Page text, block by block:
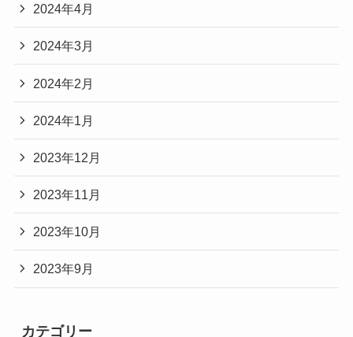
2024年4月
2024年3月
2024年2月
2024年1月
2023年12月
2023年11月
2023年10月
2023年9月
カテゴリー